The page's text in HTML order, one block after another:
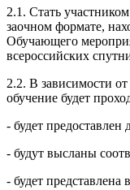
2.1. Стать
заочном формате,
Обучающего
всероссийских
2.2. В зависимости
обучение будет
- будет
- будут высланы
- будет представлена